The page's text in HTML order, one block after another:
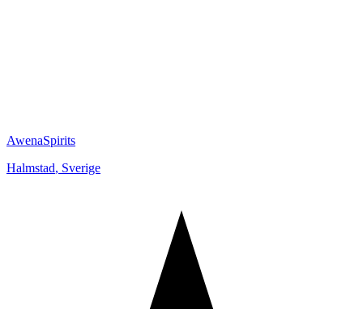
AwenaSpirits
Halmstad, Sverige